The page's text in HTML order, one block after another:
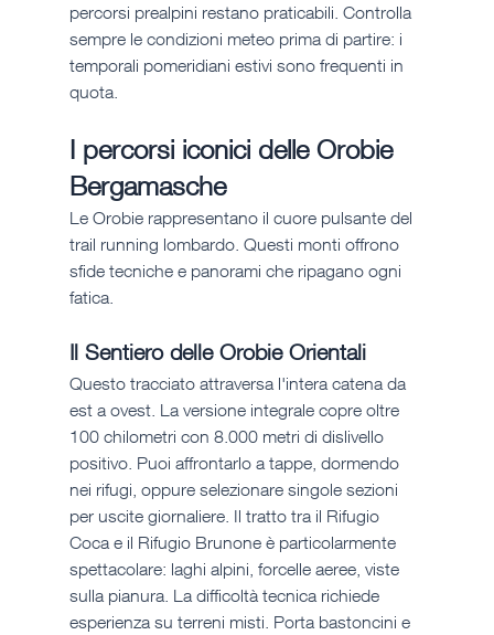
percorsi prealpini restano praticabili. Controlla
sempre le condizioni meteo prima di partire: i
temporali pomeridiani estivi sono frequenti in
quota.
I percorsi iconici delle Orobie
Bergamasche
Le Orobie rappresentano il cuore pulsante del
trail running lombardo. Questi monti offrono
sfide tecniche e panorami che ripagano ogni
fatica.
Il Sentiero delle Orobie Orientali
Questo tracciato attraversa l'intera catena da
est a ovest. La versione integrale copre oltre
100 chilometri con 8.000 metri di dislivello
positivo. Puoi affrontarlo a tappe, dormendo
nei rifugi, oppure selezionare singole sezioni
per uscite giornaliere. Il tratto tra il Rifugio
Coca e il Rifugio Brunone è particolarmente
spettacolare: laghi alpini, forcelle aeree, viste
sulla pianura. La difficoltà tecnica richiede
esperienza su terreni misti. Porta bastoncini e